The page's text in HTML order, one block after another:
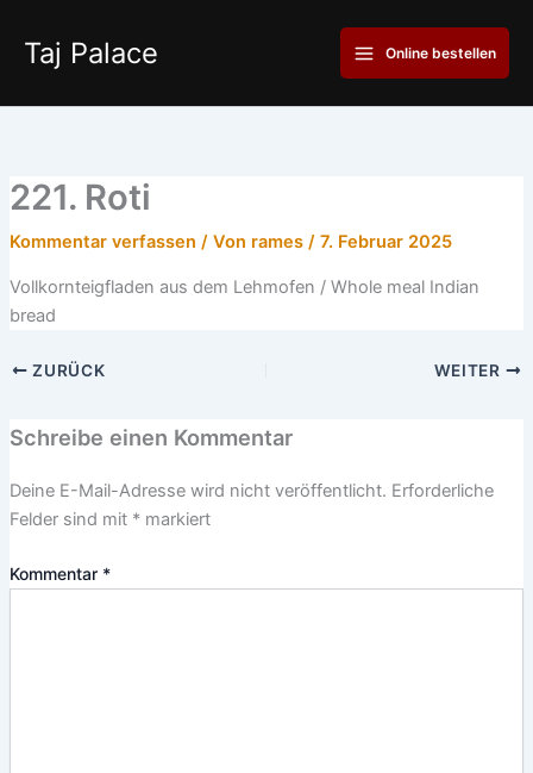
Inhalt
springen
Taj Palace
Main
Menu
Online bestellen
221. Roti
Kommentar verfassen / Von rames / 7. Februar 2025
Vollkornteigfladen aus dem Lehmofen / Whole meal Indian
bread
ZURÜCK WEITER
Schreibe einen Kommentar
Deine E-Mail-Adresse wird nicht veröffentlicht. Erforderliche
Felder sind mit *markiert
Kommentar *